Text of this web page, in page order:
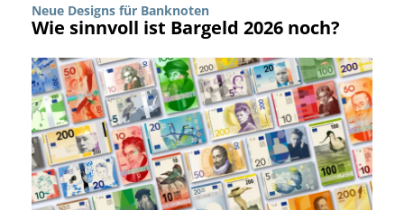
Neue Designs für Banknoten
Wie sinnvoll ist Bargeld 2026 noch?